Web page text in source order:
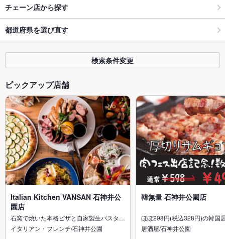
チェーン店から探す
都道府県を選び直す
検索条件変更
ピックアップ店舗
Italian Kitchen VANSAN 石神井公
園店
石窯で焼いた本格ピザと自家製生パスタ…
イタリアン・フレンチ/石神井公園
韓無量 石神井公園店
ほぼ298円(税込328円)の韓国
居酒屋/石神井公園